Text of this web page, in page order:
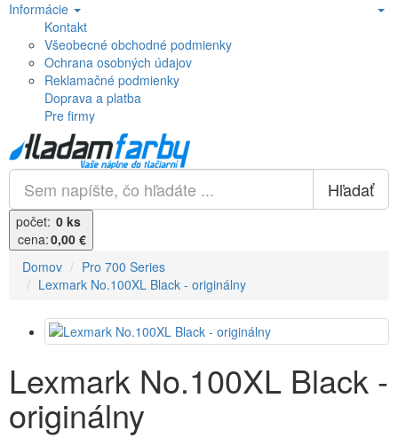
Informácie
Kontakt
Všeobecné obchodné podmienky
Ochrana osobných údajov
Reklamačné podmienky
Doprava a platba
Pre firmy
Hľadať
počet: 0 ks
cena:0,00 €
Domov
Pro 700 Series
Lexmark No.100XL Black - originálny
Lexmark No.100XL Black -
originálny